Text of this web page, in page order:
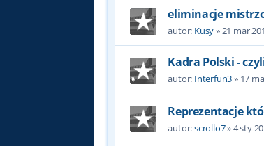
eliminacje
autor: Kusy»21 mar
Kadra Polski -
autor: Interfun3» 17
Reprezentacje
autor:scrollo7»4 sty